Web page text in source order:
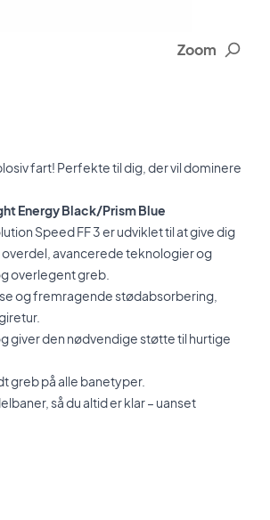
Zoom
fart! Perfekte til dig, der vil dominere
Energy Black/Prism Blue
Speed FF 3 er udviklet til at give dig
avancerede teknologier og
overlegent greb.
og fremragende stødabsorbering,
giver den nødvendige støtte til hurtige
greb på alle banetyper.
så du altid er klar – uanset